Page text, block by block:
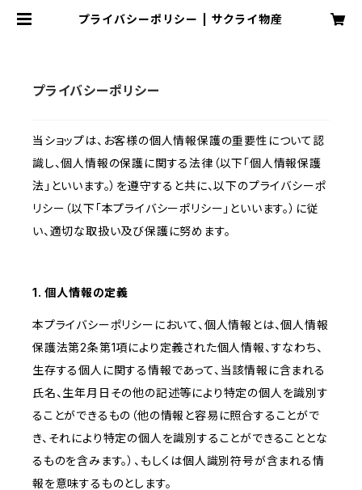
プライバシーポリシー | サクライ物産
プライバシーポリシー
当ショップは、お客様の個人情報保護の重要性について認
識し、個人情報の保護に関する法律（以下「個人情報保護
法」といいます。）を遵守すると共に、以下のプライバシーポ
リシー（以下「本プライバシーポリシー」といいます。）に従
い、適切な取扱い及び保護に努めます。
1. 個人情報の定義
本プライバシーポリシーにおいて、個人情報とは、個人情報
保護法第2条第1項により定義された個人情報、すなわち、
生存する個人に関する情報であって、当該情報に含まれる
氏名、生年月日その他の記述等により特定の個人を識別す
ることができるもの（他の情報と容易に照合することがで
き、それにより特定の個人を識別することができることとな
るものを含みます。）、もしくは個人識別符号が含まれる情
報を意味するものとします。